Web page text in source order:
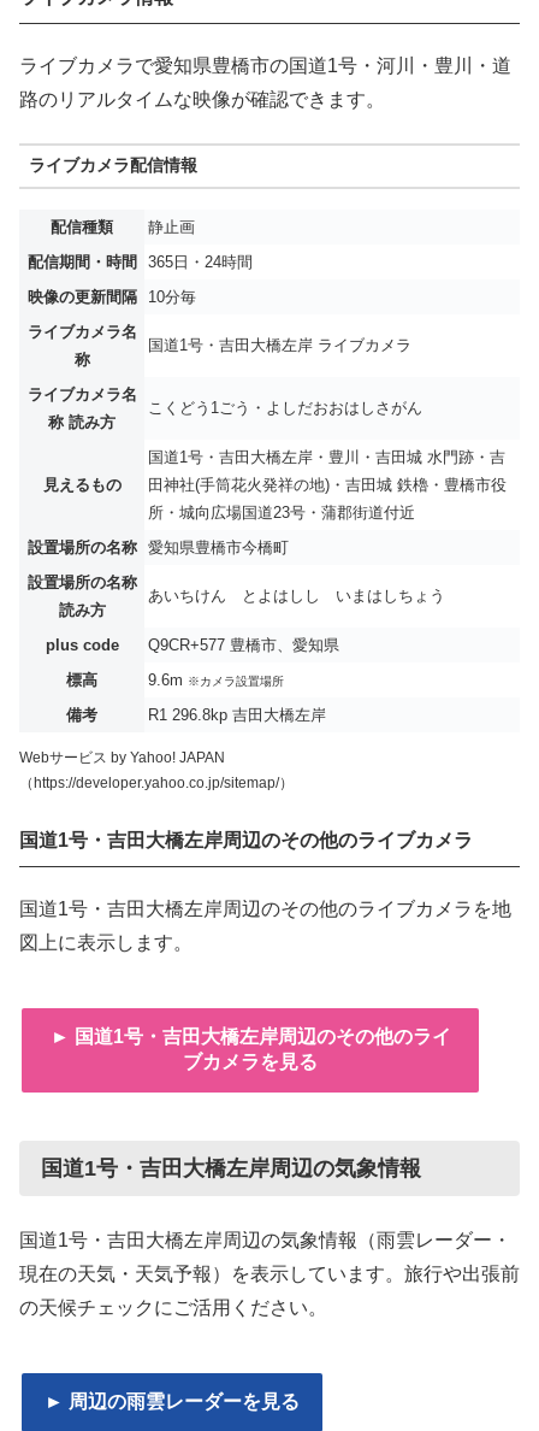
ライブカメラで愛知県豊橋市の国道1号・河川・豊川・道
路のリアルタイムな映像が確認できます。
ライブカメラ配信情報
配信種類
静止画
配信期間・時間
365日・24時間
映像の更新間隔
10分毎
ライブカメラ名
称
国道1号・吉田大橋左岸 ライブカメラ
ライブカメラ名
称 読み方
こくどう1ごう・よしだおおはしさがん
見えるもの
国道1号・吉田大橋左岸・豊川・吉田城 水門跡・吉
田神社(手筒花火発祥の地)・吉田城 鉄櫓・豊橋市役
所・城向広場国道23号・蒲郡街道付近
設置場所の名称
愛知県豊橋市今橋町
設置場所の名称
読み方
あいちけん とよはしし いまはしちょう
plus code
Q9CR+577 豊橋市、愛知県
標高
9.6m ※カメラ設置場所
備考 R1 296.8kp 吉田大橋左岸
Webサービス by Yahoo! JAPAN
（https://developer.yahoo.co.jp/sitemap/）
国道1号・吉田大橋左岸周辺のその他のライブカメラ
国道1号・吉田大橋左岸周辺のその他のライブカメラを地
図上に表示します。
► 国道1号・吉田大橋左岸周辺のその他のライ
ブカメラを見る
国道1号・吉田大橋左岸周辺の気象情報
国道1号・吉田大橋左岸周辺の気象情報（雨雲レーダー・
現在の天気・天気予報）を表示しています。旅行や出張前
の天候チェックにご活用ください。
► 周辺の雨雲レーダーを見る